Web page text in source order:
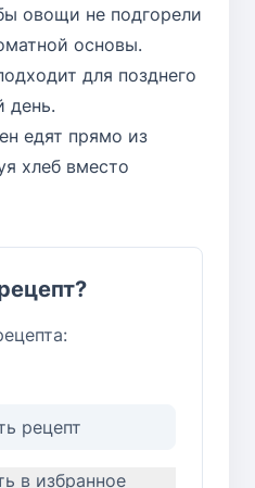
овощи не подгорели
основы.
для позднего
день.
едят прямо из
хлеб вместо
рецепт
в избранное